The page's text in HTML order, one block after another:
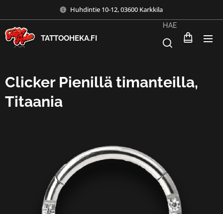
Huhdintie 10-12, 03600 Karkkila
TATTOOHEKA.FI
HAE
Clicker Pienillä timanteilla,
Titaania